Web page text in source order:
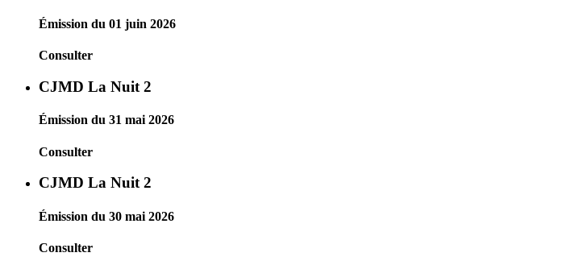
Émission du 01 juin 2026
Consulter
CJMD La Nuit 2
Émission du 31 mai 2026
Consulter
CJMD La Nuit 2
Émission du 30 mai 2026
Consulter